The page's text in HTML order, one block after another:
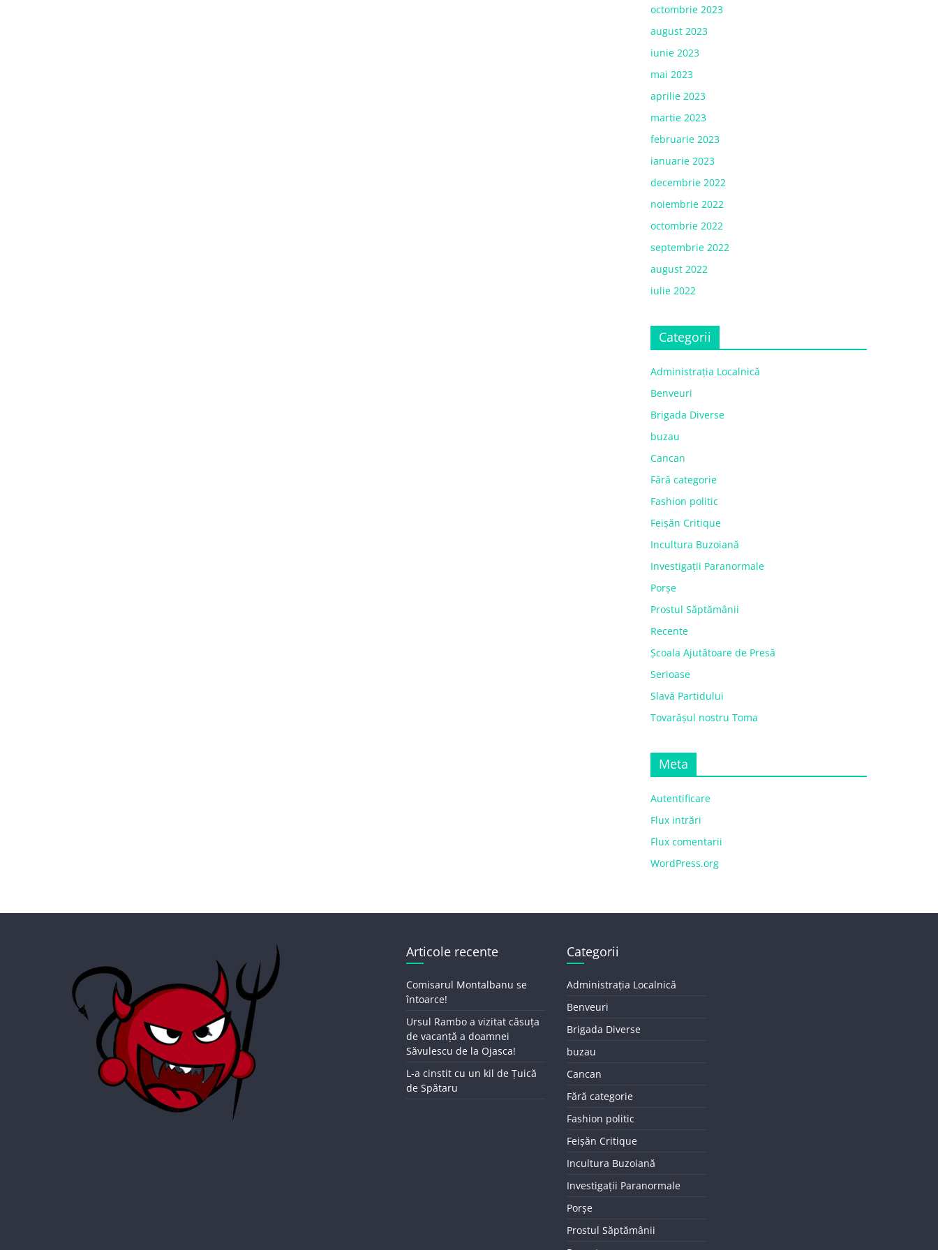
octombrie 2023
august 2023
iunie 2023
mai 2023
aprilie 2023
martie 2023
februarie 2023
ianuarie 2023
decembrie 2022
noiembrie 2022
octombrie 2022
septembrie 2022
august 2022
iulie 2022
Categorii
Administrația Localnică
Benveuri
Brigada Diverse
buzau
Cancan
Fără categorie
Fashion politic
Feișăn Critique
Incultura Buzoiană
Investigații Paranormale
Porșe
Prostul Săptămânii
Recente
Școala Ajutătoare de Presă
Serioase
Slavă Partidului
Tovarășul nostru Toma
Meta
Autentificare
Flux intrări
Flux comentarii
WordPress.org
Articole recente
Comisarul Montalbanu se
întoarce!
Ursul Rambo a vizitat căsuța
de vacanță a doamnei
Săvulescu de la Ojasca!
L-a cinstit cu un kil de Țuică
de Spătaru
Categorii
Administrația Localnică
Benveuri
Brigada Diverse
buzau
Cancan
Fără categorie
Fashion politic
Feișăn Critique
Incultura Buzoiană
Investigații Paranormale
Porșe
Prostul Săptămânii